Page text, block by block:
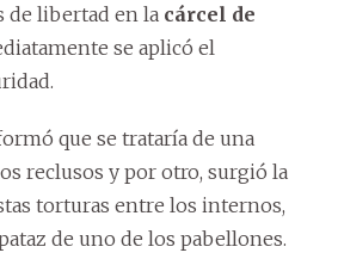
de libertad en la cárcel de
se aplicó el
que se trataría de una
reclusos y por otro, surgió la
torturas entre los internos,
de uno de los pabellones.